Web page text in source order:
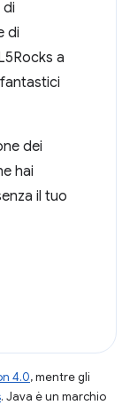
di
a
dei
hai
il tuo
4.0, mentre gli
. Java è un marchio